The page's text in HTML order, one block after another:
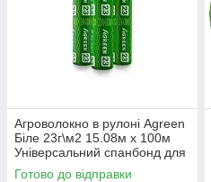
Агроволокно в рулоні Agreen
Біле 23г\м2 15.08м х 100м
Універсальний спанбонд для
рослин
Готово до відправки